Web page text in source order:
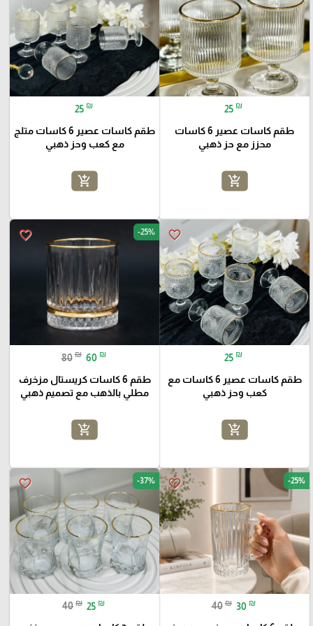
25 ₪
طقم كاسات عصير 6 كاسات
محزز مع حز ذهبي
add_shopping_cart
25 ₪
طقم كاسات عصير 6 كاسات متلج
مع كعب وحز ذهبي
add_shopping_cart
favorite_border
25 ₪
طقم كاسات عصير 6 كاسات مع
كعب وحز ذهبي
add_shopping_cart
favorite_border -25%
80 ₪ 60 ₪
طقم 6 كاسات كريستال مزخرف
مطلي بالذهب مع تصميم ذهبي
add_shopping_cart
favorite_border -25%
40 ₪ 30 ₪
favorite_border -37%
40 ₪ 25 ₪